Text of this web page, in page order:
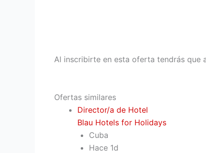
Al inscribirte en esta oferta tendrás que
Ofertas similares
Director/a de Hotel
Blau Hotels for Holidays
Cuba
Hace 1d